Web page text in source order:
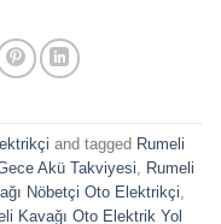
and tagged Rumeli
Akü Takviyesi
Rumeli
Nöbetçi Oto Elektrikçi
Kavağı Oto Elektrik Yol